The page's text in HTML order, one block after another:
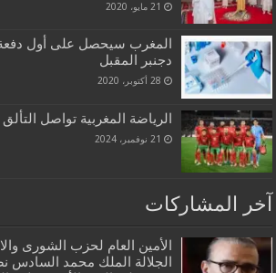
21 مايو، 2020
المغرب سيحصل على أول دفعة
دجنبر المقبل
28 أكتوبر، 2020
الرياضة المغربية تواصل التألق
21 نوفمبر، 2024
آخر المشاركات
الأمين العام لحزب الشورى
الجلالة الملك محمد السادس